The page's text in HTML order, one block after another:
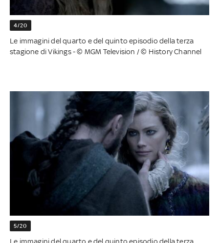
4/20
Le immagini del quarto e del quinto episodio della terza
stagione di Vikings - © MGM Television / © History Channel
5/20
Le immagini del quarto e del quinto episodio della terza